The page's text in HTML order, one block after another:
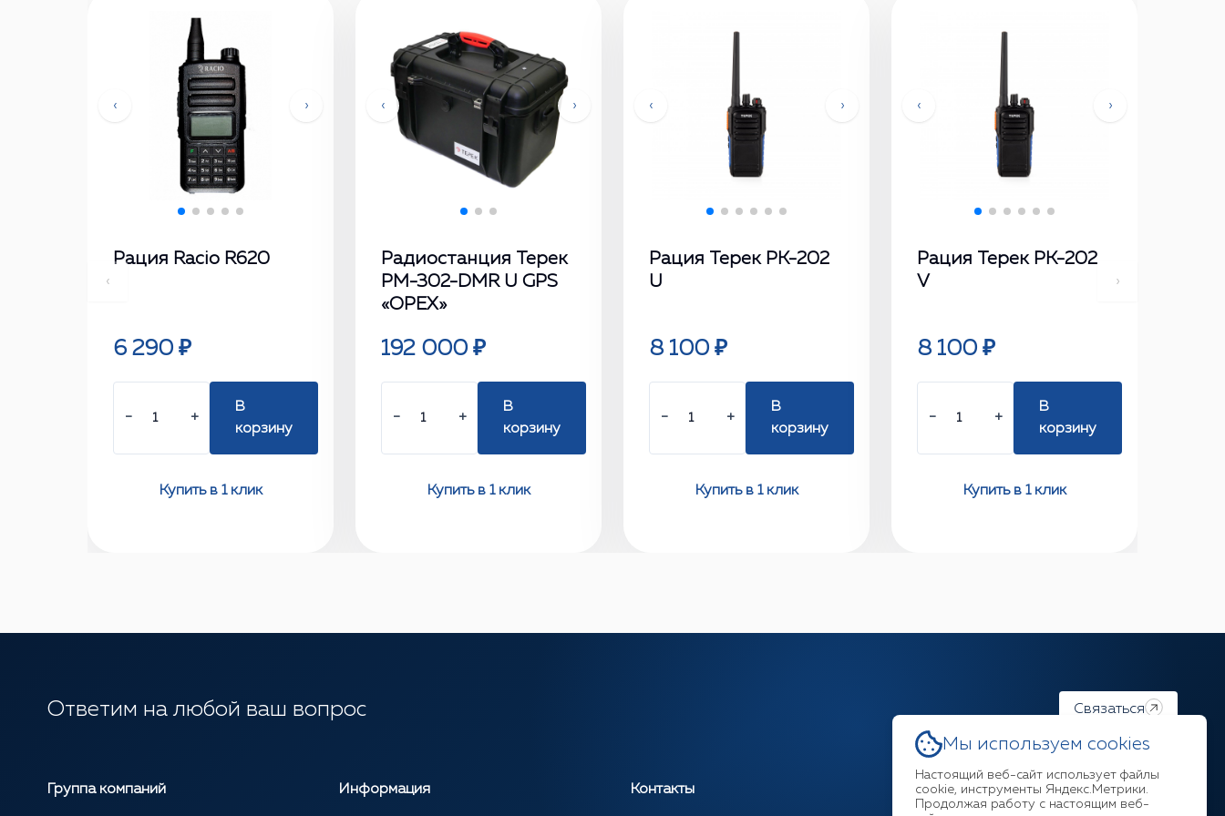
‹ ›
Рация Racio R620
6 290 ₽
− +
В
корзину
Купить в 1 клик
‹ ›
Радиостанция Терек
РМ-302-DMR U GPS
«ОРЕХ»
192 000 ₽
− +
В
корзину
Купить в 1 клик
‹ ›
Рация Терек РК-202
U
8 100 ₽
− +
В
корзину
Купить в 1 клик
‹ ›
Рация Терек РК-202
V
8 100 ₽
− +
В
корзину
Купить в 1 клик
‹ ›
Ответим на любой ваш вопрос Связаться
Группа компаний Информация Контакты
Мы используем cookies
Настоящий веб-сайт использует файлы
cookie, инструменты Яндекс.Метрики.
Продолжая работу с настоящим веб-